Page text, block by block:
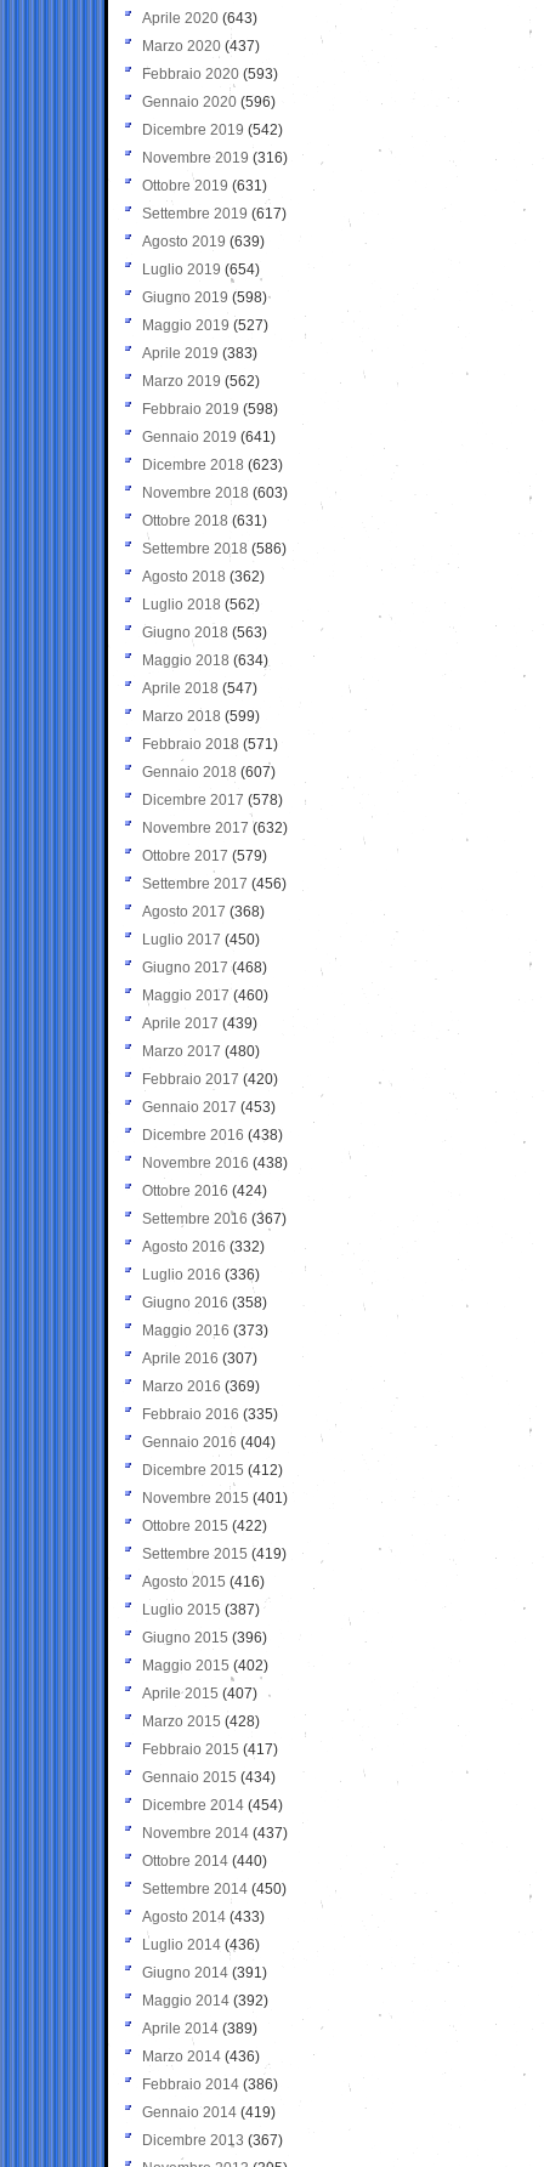
Aprile 2020 (643)
Marzo 2020 (437)
Febbraio 2020 (593)
Gennaio 2020 (596)
Dicembre 2019 (542)
Novembre 2019 (316)
Ottobre 2019 (631)
Settembre 2019 (617)
Agosto 2019 (639)
Luglio 2019 (654)
Giugno 2019 (598)
Maggio 2019 (527)
Aprile 2019 (383)
Marzo 2019 (562)
Febbraio 2019 (598)
Gennaio 2019 (641)
Dicembre 2018 (623)
Novembre 2018 (603)
Ottobre 2018 (631)
Settembre 2018 (586)
Agosto 2018 (362)
Luglio 2018 (562)
Giugno 2018 (563)
Maggio 2018 (634)
Aprile 2018 (547)
Marzo 2018 (599)
Febbraio 2018 (571)
Gennaio 2018 (607)
Dicembre 2017 (578)
Novembre 2017 (632)
Ottobre 2017 (579)
Settembre 2017 (456)
Agosto 2017 (368)
Luglio 2017 (450)
Giugno 2017 (468)
Maggio 2017 (460)
Aprile 2017 (439)
Marzo 2017 (480)
Febbraio 2017 (420)
Gennaio 2017 (453)
Dicembre 2016 (438)
Novembre 2016 (438)
Ottobre 2016 (424)
Settembre 2016 (367)
Agosto 2016 (332)
Luglio 2016 (336)
Giugno 2016 (358)
Maggio 2016 (373)
Aprile 2016 (307)
Marzo 2016 (369)
Febbraio 2016 (335)
Gennaio 2016 (404)
Dicembre 2015 (412)
Novembre 2015 (401)
Ottobre 2015 (422)
Settembre 2015 (419)
Agosto 2015 (416)
Luglio 2015 (387)
Giugno 2015 (396)
Maggio 2015 (402)
Aprile 2015 (407)
Marzo 2015 (428)
Febbraio 2015 (417)
Gennaio 2015 (434)
Dicembre 2014 (454)
Novembre 2014 (437)
Ottobre 2014 (440)
Settembre 2014 (450)
Agosto 2014 (433)
Luglio 2014 (436)
Giugno 2014 (391)
Maggio 2014 (392)
Aprile 2014 (389)
Marzo 2014 (436)
Febbraio 2014 (386)
Gennaio 2014 (419)
Dicembre 2013 (367)